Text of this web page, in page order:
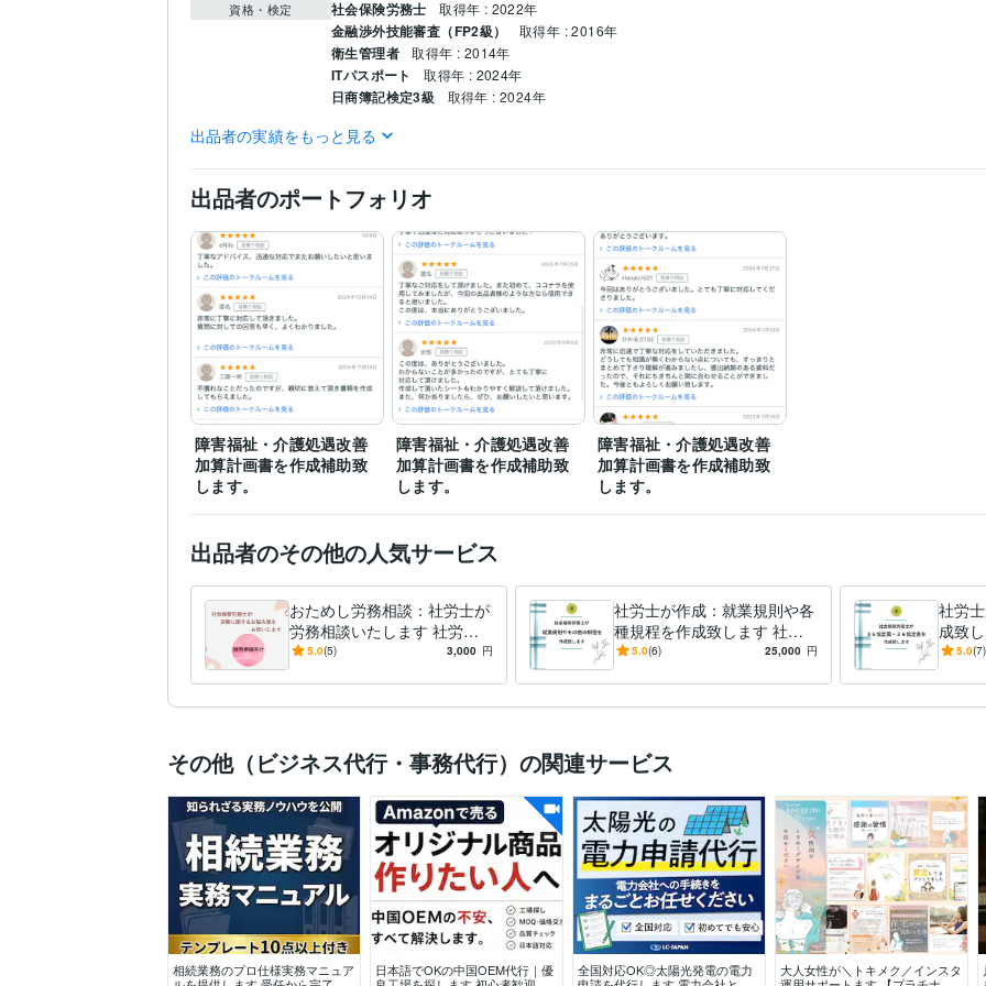
資格・検定 社会保険労務士 取得年 : 2022年
金融渉外技能審査（FP2級） 取得年 : 2016年
衛生管理者 取得年 : 2014年
ITパスポート 取得年 : 2024年
日商簿記検定3級 取得年 : 2024年
ビジネス・クリエイ
ティブツール
WordPress:3年
得意分野 ビジネス代行・事務代行
人事 労務 障害福祉
コンサルティング・士業 社会保険・労働保険関係手続き 36協定作成
社会保険労務士
語学力 日常会話レベル
出品者の実績をもっと見る
出品者のポートフォリオ
障害福祉・介護処遇改善
加算計画書を作成補助致
します。
障害福祉・介護処遇改善
加算計画書を作成補助致
します。
障害福祉・介護処遇改善
加算計画書を作成補助致
します。
出品者のその他の人気サービス
おためし労務相談：社労士が
労務相談いたします 社労士
に聞きたいことがあるけどい
5.0(5) 3,000 円
社労士が作成：就業規則や各
種規程を作成致します 社会
保険労務士が就業規則を作成
5.0(6) 25,000 円
社労
成致
が３
5.0(7)
その他（ビジネス代行・事務代行）の関連サービス
相続業務のプロ仕様実務マニュア
日本語でOKの中国OEM代行｜優
全国対応OK◎太陽光発電の電力
大人女性が＼トキメク／インスタ